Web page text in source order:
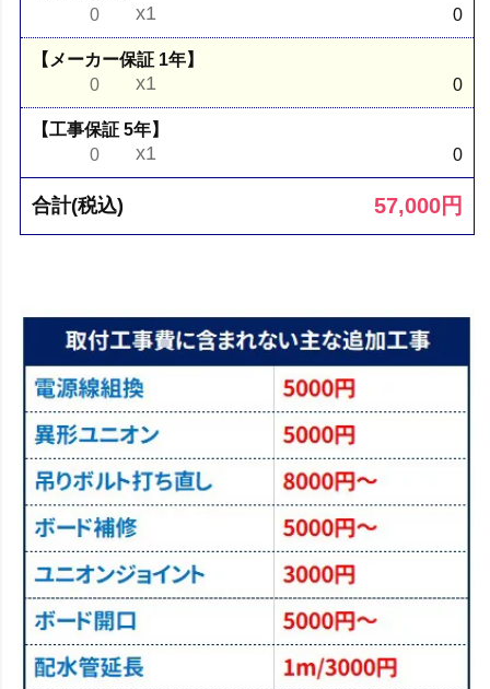
0
x1 0
【メーカー保証 1年】
0
x1 0
【工事保証 5年】
0
x1 0
合計(税込) 57,000円